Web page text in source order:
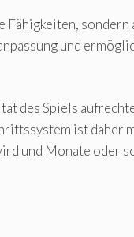
sondern
und
des Spiels
ist daher
und Monate oder